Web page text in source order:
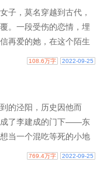
子，莫名穿越到古代，
。一段受伤的恋情，埋
再爱的她，在这个陌生
场突如其来的变..
108.6万字 2022-09-25
的泾阳，历史因他而
了李建成的门下——东
一个混吃等死的小地
步一步登上风...
769.4万字 2022-09-25